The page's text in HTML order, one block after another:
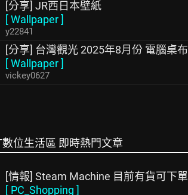
[分享] JR西日本壁紙
[Wallpaper]
y22841
[分享] 台灣觀光 2025年8月份 電腦桌布
[Wallpaper]
vickey0627
數位生活區 即時熱門文章
[情報] Steam Machine 目前有貨可下單
[ PC_Shopping ]